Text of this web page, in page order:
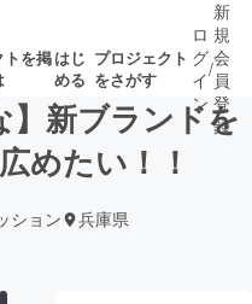
トを掲はじ
める
プロジェクト
をさがす
募集終了が近いプ
ロジェクト
ロ
グ
イ
ン
/
新
規
会
員
登
録
】新ブランドを
めたい！！
ション 兵庫県